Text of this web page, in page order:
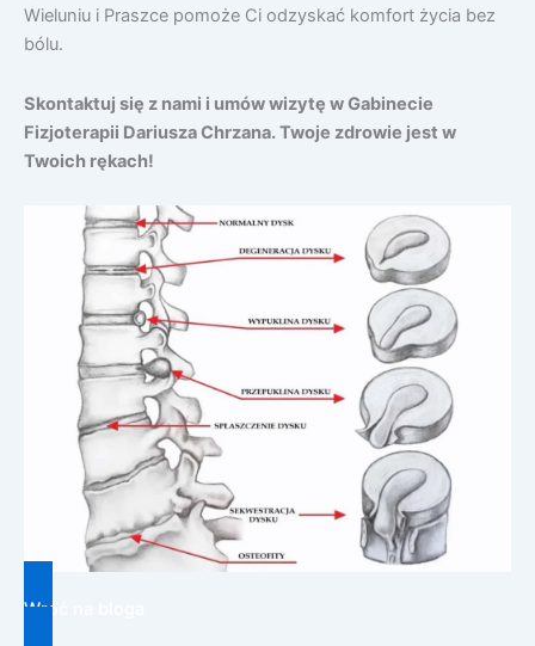
Wieluniu i Praszce pomoże Ci odzyskać komfort życia bez
bólu.
Skontaktuj się z nami i umów wizytę w Gabinecie
Fizjoterapii Dariusza Chrzana. Twoje zdrowie jest w
Twoich rękach!
Wróć na bloga